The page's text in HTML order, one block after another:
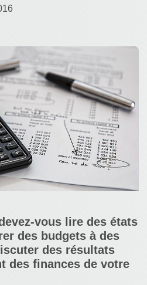
vous lire des états
des budgets à des
des résultats
des finances de votre